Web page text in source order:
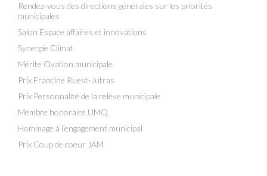
Rendez-vous des directions générales sur les priorités
municipales
Salon Espace affaires et innovations
Synergie Climat
Mérite Ovation municipale
Prix Francine Ruest-Jutras
Prix Personnalité de la relève municipale
Membre honoraire UMQ
Hommage à l’engagement municipal
Prix Coup de coeur JAM